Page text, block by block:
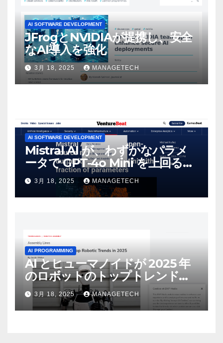
AI SOFTWARE DEVELOPMENT
JFrogとNVIDIAが提携し、安全
なAI導入を強化
3月 18, 2025 MANAGETECH
AI SOFTWARE DEVELOPMENT
Mistral AI が、わずかなパラメ
ータで GPT-4o Mini を上回る新
しいオープンソース モデルをリ
リース | VentureBeat
3月 18, 2025 MANAGETECH
AI PROGRAMMING
AI とヒューマノイドが 2025 年
のロボットのトップトレンドに |
ASSEMBLY
3月 18, 2025 MANAGETECH